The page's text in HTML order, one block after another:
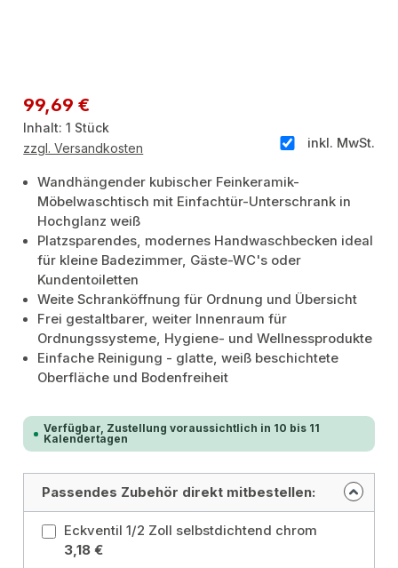
Regulärer Preis:
99,69 €
Inhalt:1 Stück
inkl. MwSt.
zzgl. Versandkosten
Wandhängender kubischer Feinkeramik-
Möbelwaschtisch mit Einfachtür-Unterschrank in
Hochglanz weiß
Platzsparendes, modernes Handwaschbecken ideal
für kleine Badezimmer, Gäste-WC's oder
Kundentoiletten
Weite Schranköffnung für Ordnung und Übersicht
Frei gestaltbarer, weiter Innenraum für
Ordnungssysteme, Hygiene- und Wellnessprodukte
Einfache Reinigung - glatte, weiß beschichtete
Oberfläche und Bodenfreiheit
Verfügbar, Zustellung voraussichtlich in 10 bis 11
Kalendertagen
Passendes Zubehör direkt mitbestellen:
Eckventil 1/2 Zoll selbstdichtend chrom
3,18 €